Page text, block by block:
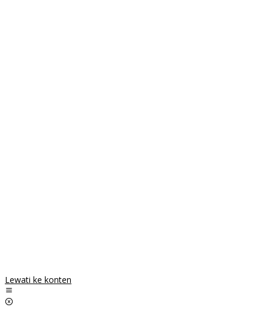
Lewati ke konten